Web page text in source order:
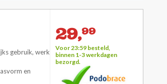
gebruik, werk
en
29,99
Voor 23:59 besteld,
binnen 1-3 werkdagen
bezorgd.